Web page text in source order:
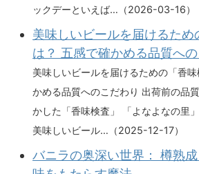
ックデーといえば…（2026-03-16）
美味しいビールを届けるため
は？ 五感で確かめる品質へ
美味しいビールを届けるための「香
かめる品質へのこだわり 出荷前の品
かした「香味検査」 「よなよなの里
美味しいビール…（2025-12-17）
バニラの奥深い世界： 樽熟